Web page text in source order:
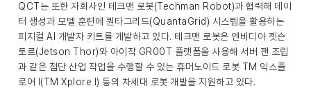
QCT는 또한 자회사인 테크맨 로봇(Techman Robot)과 협력해 데이
터 생성과 모델 훈련에 퀀타그리드(QuantaGrid) 시스템을 활용하는
피지컬 AI 개발자 키트를 개발하고 있다. 테크맨 로봇은 엔비디아 젯슨
토르(Jetson Thor)와 아이작 GR00T 플랫폼을 사용해 서버 팬 조립
과 같은 첨단 산업 작업을 수행할 수 있는 휴머노이드 로봇 TM 익스플
로어 I(TM Xplore I) 등의 차세대 로봇 개발을 지원하고 있다.